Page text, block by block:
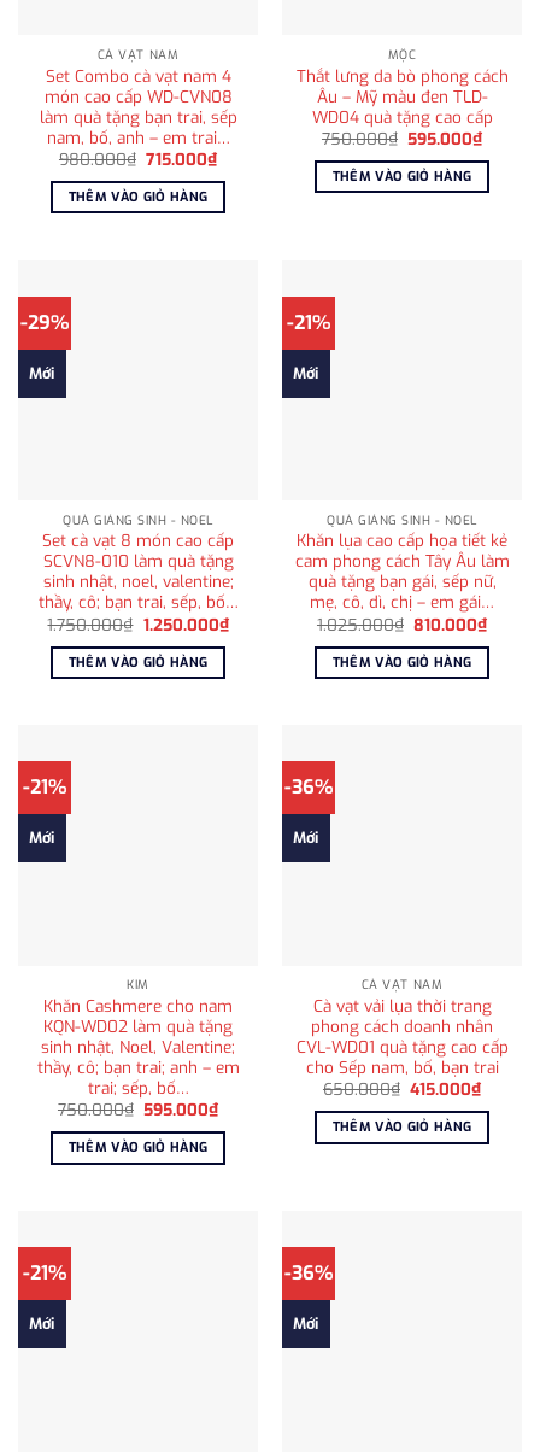
CÀ VẠT NAM
Set Combo cà vạt nam 4
món cao cấp WD-CVN08
làm quà tặng bạn trai, sếp
nam, bố, anh – em trai…
980.000₫ Giá
là:
980.000₫.
715.000₫Giá
hiện
tại
715.000₫.
THÊM VÀO GIỎ HÀNG
MỘC
Thắt lưng da bò phong cách
Âu – Mỹ màu đen TLD-
WD04 quà tặng cao cấp
750.000₫ Giá
là:
750.000₫.
595.000₫Giá
hiện
tại
THÊM VÀO GIỎ HÀNG
-29%
Mới
QUÀ GIÁNG SINH - NOEL
Set cà vạt 8 món cao cấp
SCVN8-010 làm quà tặng
sinh nhật, noel, valentine;
thầy, cô; bạn trai, sếp, bố…
1.750.000₫ Giá
là:
1.750.000₫.
1.250.000₫Giá
hiện
1.250.000₫.
THÊM VÀO GIỎ HÀNG
-21%
Mới
QUÀ GIÁNG SINH - NOEL
Khăn lụa cao cấp họa tiết kẻ
cam phong cách Tây Âu làm
quà tặng bạn gái, sếp nữ,
mẹ, cô, dì, chị – em gái…
1.025.000₫ Giá
là:
1.025.000₫.
810.000₫Giá
hiện
tại
THÊM VÀO GIỎ HÀNG
-21%
Mới
KIM
Khăn Cashmere cho nam
KQN-WD02 làm quà tặng
sinh nhật, Noel, Valentine;
thầy, cô; bạn trai; anh – em
trai; sếp, bố…
750.000₫ Giá
là:
750.000₫.
595.000₫Giá
tại
595.000₫.
THÊM VÀO GIỎ HÀNG
-36%
Mới
CÀ VẠT NAM
Cà vạt vải lụa thời trang
phong cách doanh nhân
CVL-WD01 quà tặng cao cấp
cho Sếp nam, bố, bạn trai
650.000₫ Giá
là:
650.000₫.
415.000₫Giá
tại
THÊM VÀO GIỎ HÀNG
-21%
Mới
-36%
Mới